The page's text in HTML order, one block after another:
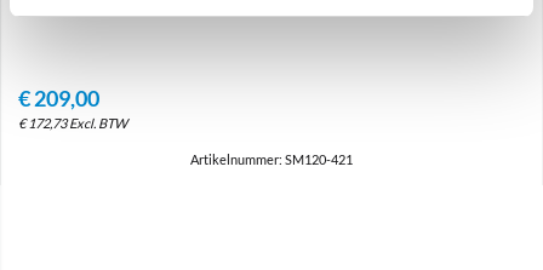
€209,00
€172,73 Excl. BTW
Artikelnummer: SM120-421